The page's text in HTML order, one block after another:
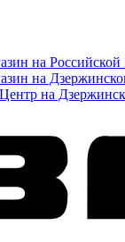
на Российской
на
на